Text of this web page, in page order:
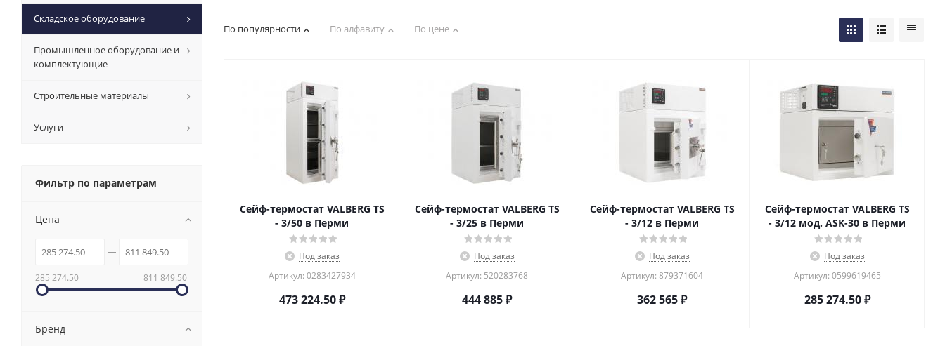
По популярности По алфавиту По цене
Сейф-термостат VALBERG TS
- 3/50 в Перми
Под заказ
Артикул: 0283427934
473 224.50₽
Сейф-термостат VALBERG TS
- 3/25 в Перми
Под заказ
Артикул: 520283768
444 885₽
Сейф-термостат VALBERG TS
- 3/12 в Перми
Под заказ
Артикул: 879371604
362 565₽
Сейф-термостат VALBERG TS
- 3/12 мод. ASK-30 в Перми
Под заказ
Артикул: 0599619465
285 274.50₽
Складское оборудование
Промышленное оборудование и
комплектующие
Строительные материалы
Услуги
Фильтр по параметрам
Цена
285 274.50 811 849.50
Бренд